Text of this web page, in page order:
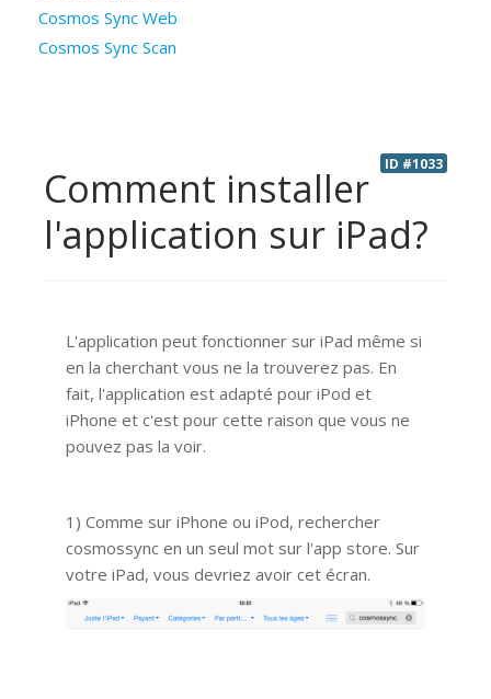
Connexion
Cosmos Sync Web
Cosmos Sync Scan
ID #1033
Comment installer
l'application sur iPad?
L'application peut fonctionner sur iPad même si
en la cherchant vous ne la trouverez pas. En
fait, l'application est adapté pour iPod et
iPhone et c'est pour cette raison que vous ne
pouvez pas la voir.
1) Comme sur iPhone ou iPod, rechercher
cosmossync en un seul mot sur l'app store. Sur
votre iPad, vous devriez avoir cet écran.